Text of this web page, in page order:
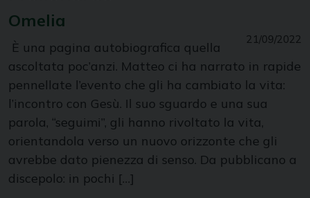
Omelia
21/09/2022
È una pagina autobiografica quella
ascoltata poc’anzi. Matteo ci ha narrato in rapide
pennellate l’evento che gli ha cambiato la vita:
l’incontro con Gesù. Il suo sguardo e una sua
parola, “seguimi”, gli hanno rivoltato la vita,
orientandola verso un nuovo orizzonte che gli
avrebbe dato pienezza di senso. Da pubblicano a
discepolo: in pochi […]